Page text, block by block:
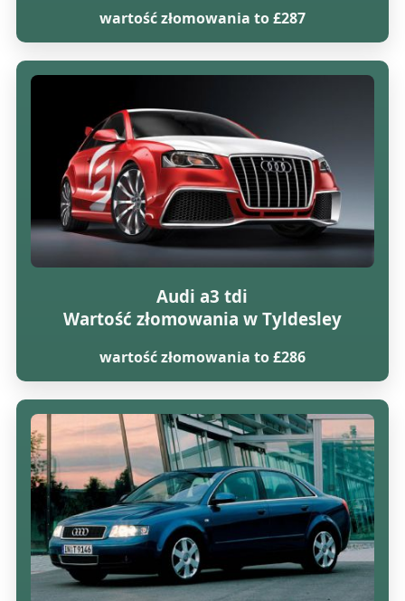
wartość złomowania to £287
Audi a3 tdi
Wartość złomowania w Tyldesley
wartość złomowania to £286